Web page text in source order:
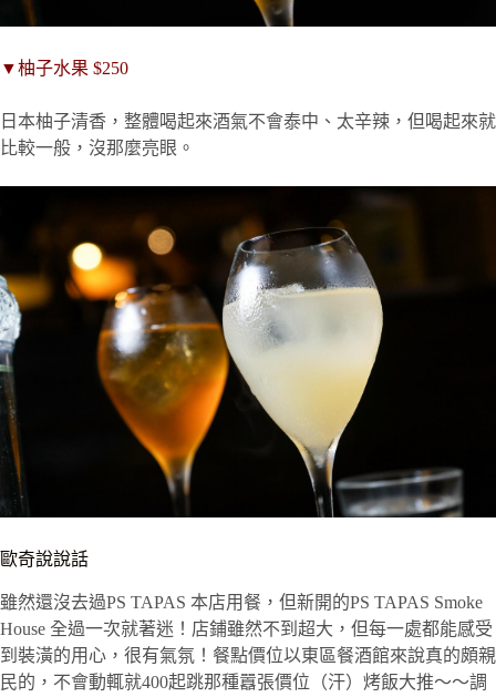
▼柚子水果 $250
日本柚子清香，整體喝起來酒氣不會泰中、太辛辣，但喝起來就
比較一般，沒那麼亮眼。
歐奇說說話
雖然還沒去過PS TAPAS 本店用餐，但新開的PS TAPAS Smoke
House 全過一次就著迷！店鋪雖然不到超大，但每一處都能感受
到裝潢的用心，很有氣氛！餐點價位以東區餐酒館來說真的頗親
民的，不會動輒就400起跳那種囂張價位（汗）烤飯大推～～調